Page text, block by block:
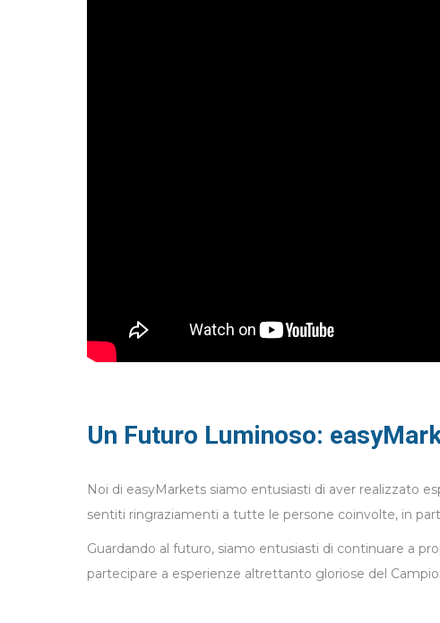
Un Futuro Luminoso:
Noi di easyMarkets siamo entusiasti di aver realizzato
sentiti ringraziamenti a tutte le persone coinvolte, in
Guardando al futuro, siamo entusiasti di continuare a
partecipare a esperienze altrettanto gloriose del